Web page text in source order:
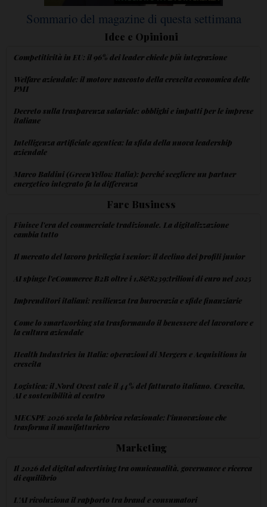
Sommario del magazine di questa settimana
Idee e Opinioni
Competitività in EU: il 96% dei leader chiede più integrazione
Welfare aziendale: il motore nascosto della crescita economica delle
PMI
Decreto sulla trasparenza salariale: obblighi e impatti per le imprese
italiane
Intelligenza artificiale agentica: la sfida della nuova leadership
aziendale
Marco Baldini (GreenYellow Italia): perché scegliere un partner
energetico integrato fa la differenza
Fare Business
Finisce l'era del commerciale tradizionale. La digitalizzazione
cambia tutto
Il mercato del lavoro privilegia i senior: il declino dei profili junior
AI spinge l'eCommerce B2B oltre i 1,8&8239;trilioni di euro nel 2025
Imprenditori italiani: resilienza tra burocrazia e sfide finanziarie
Come lo smartworking sta trasformando il benessere del lavoratore e
la cultura aziendale
Health Industries in Italia: operazioni di Mergers e Acquisitions in
crescita
Logistica; il Nord Ovest vale il 44% del fatturato italiano. Crescita,
AI e sostenibilità al centro
MECSPE 2026 svela la fabbrica relazionale: l'innovazione che
trasforma il manifatturiero
Marketing
Il 2026 del digital advertising tra omnicanalità, governance e ricerca
di equilibrio
L'AI rivoluziona il rapporto tra brand e consumatori